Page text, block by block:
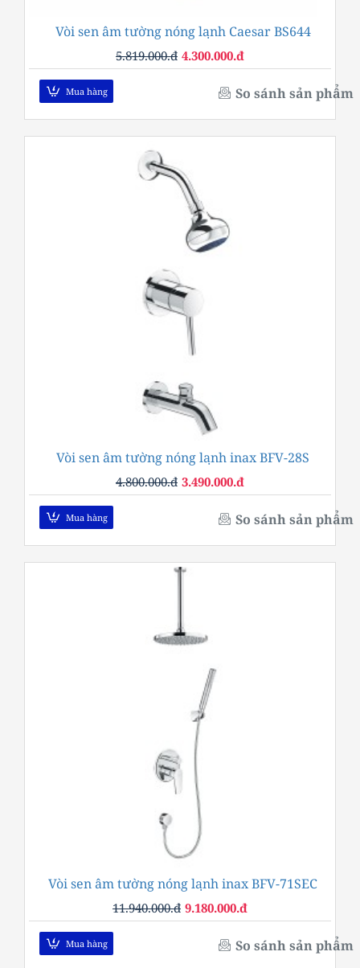
-26%
Vòi sen âm tường nóng lạnh Caesar BS644
4.300.000.đ
5.819.000.đ
Mua hàng So sánh sản phẩm
-27%
Vòi sen âm tường nóng lạnh inax BFV-28S
3.490.000.đ
4.800.000.đ
Mua hàng So sánh sản phẩm
-23%
Vòi sen âm tường nóng lạnh inax BFV-71SEC
9.180.000.đ
11.940.000.đ
Mua hàng So sánh sản phẩm